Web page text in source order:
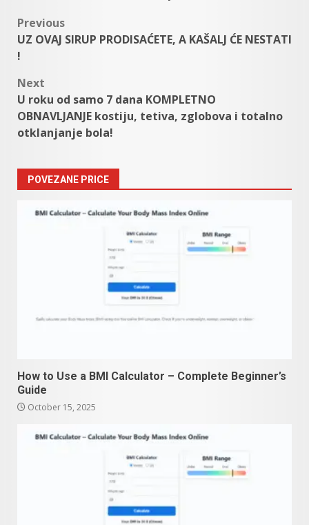
Post
navigation
Previous
UZ OVAJ SIRUP PRODISAĆETE, A KAŠALJ ĆE NESTATI
!
Next
U roku od samo 7 dana KOMPLETNO
OBNAVLJANJE kostiju, tetiva, zglobova i totalno
otklanjanje bola!
POVEZANE PRICE
How to Use a BMI Calculator – Complete Beginner’s
Guide
October 15, 2025